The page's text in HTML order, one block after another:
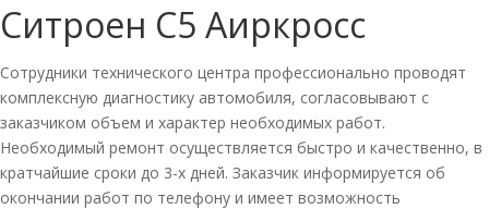
Ситроен С5 Аиркросс
Сотрудники технического центра профессионально проводят
комплексную диагностику автомобиля, согласовывают с
заказчиком объем и характер необходимых работ.
Необходимый ремонт осуществляется быстро и качественно, в
кратчайшие сроки до 3-х дней. Заказчик информируется об
окончании работ по телефону и имеет возможность